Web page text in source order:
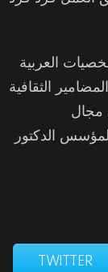
العربية
الثقافية
مجال
الدكتور
TWITTER